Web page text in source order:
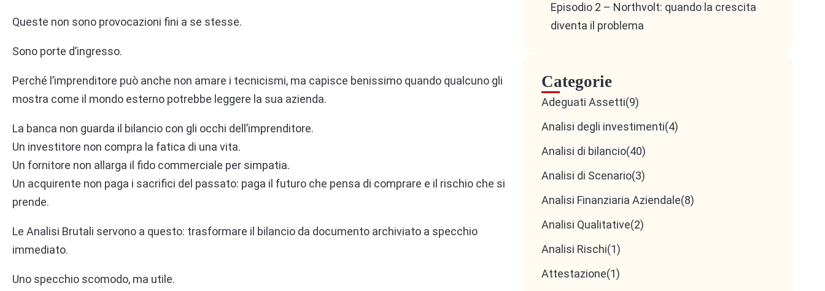
Queste non sono provocazioni fini a se stesse.
Sono porte d’ingresso.
Perché l’imprenditore può anche non amare i tecnicismi, ma capisce benissimo quando qualcuno gli
mostra come il mondo esterno potrebbe leggere la sua azienda.
La banca non guarda il bilancio con gli occhi dell’imprenditore.
Un investitore non compra la fatica di una vita.
Un fornitore non allarga il fido commerciale per simpatia.
Un acquirente non paga i sacrifici del passato: paga il futuro che pensa di comprare e il rischio che si
prende.
Le Analisi Brutali servono a questo: trasformare il bilancio da documento archiviato a specchio
immediato.
Uno specchio scomodo, ma utile.
Episodio 2 – Northvolt: quando la crescita
diventa il problema
Categorie
Adeguati Assetti(9)
Analisi degli investimenti(4)
Analisi di bilancio(40)
Analisi di Scenario(3)
Analisi Finanziaria Aziendale(8)
Analisi Qualitative(2)
Analisi Rischi(1)
Attestazione(1)